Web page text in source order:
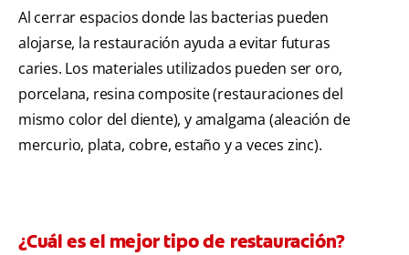
Al cerrar espacios donde las bacterias pueden
alojarse, la restauración ayuda a evitar futuras
caries. Los materiales utilizados pueden ser oro,
porcelana, resina composite (restauraciones del
mismo color del diente), y amalgama (aleación de
mercurio, plata, cobre, estaño y a veces zinc).
¿Cuál es el mejor tipo de restauración?